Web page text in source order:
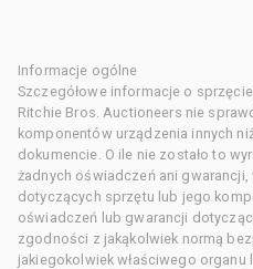
Informacje ogólne
Szczegółowe informacje o
Ritchie Bros. Auctioneers nie
komponentów urządzenia innych
dokumencie. O ile nie zostało to
żadnych oświadczeń ani gwarancji,
dotyczących sprzętu lub jego
oświadczeń lub gwarancji
zgodności z jakąkolwiek normą
jakiegokolwiek właściwego organu